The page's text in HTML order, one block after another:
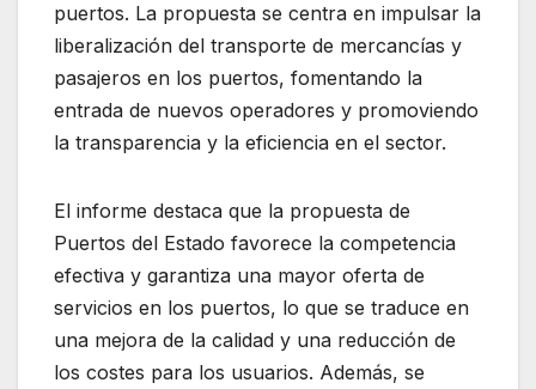
puertos. La propuesta se centra en impulsar la
liberalización del transporte de mercancías y
pasajeros en los puertos, fomentando la
entrada de nuevos operadores y promoviendo
la transparencia y la eficiencia en el sector.
El informe destaca que la propuesta de
Puertos del Estado favorece la competencia
efectiva y garantiza una mayor oferta de
servicios en los puertos, lo que se traduce en
una mejora de la calidad y una reducción de
los costes para los usuarios. Además, se